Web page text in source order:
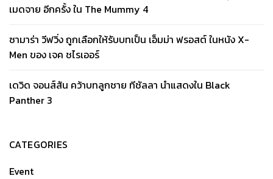
เมดจาย อีกครั้ง ใน The Mummy 4
ซามาร่า วีฟวิ่ง ถูกเลือกให้รับบทเป็น เอ็มม่า ฟรอสต์ ในหนัง X-
Men ของ เจค ชไรเออร์
เดวิด จอนส์สัน คว้าบทลูกชาย ทีชัลลา นำแสดงใน Black
Panther 3
CATEGORIES
Event